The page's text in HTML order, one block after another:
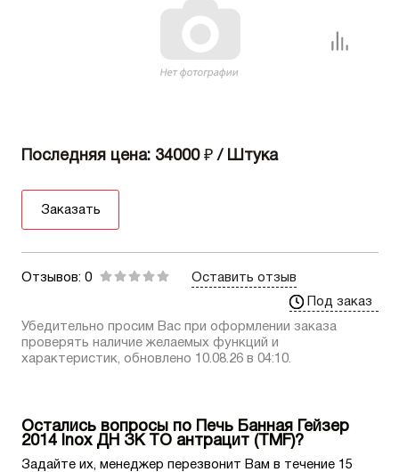
Последняя цена: 34000 ₽ / Штука
Заказать
Отзывов: 0
Оставить отзыв
Под заказ
Убедительно просим Вас при оформлении заказа
проверять наличие желаемых функций и
характеристик, обновлено 10.08.26 в 04:10.
Остались вопросы по Печь Банная Гейзер
2014 Inox ДН ЗК ТО антрацит (TMF)?
Задайте их, менеджер перезвонит Вам в течение 15